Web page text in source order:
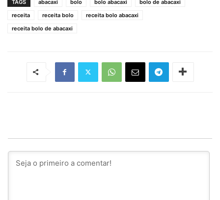
TAGS abacaxi bolo bolo abacaxi
bolo de abacaxi
receita
receita bolo
receita bolo abacaxi
receita bolo de abacaxi